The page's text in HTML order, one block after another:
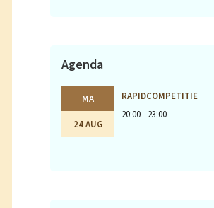
Agenda
MA
24 AUG
RAPIDCOMPETITIE
20:00 - 23:00